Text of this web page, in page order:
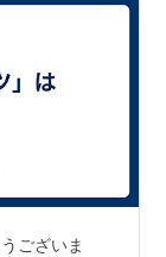
ございま